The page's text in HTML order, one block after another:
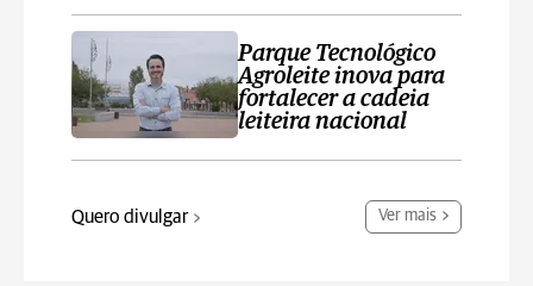
Parque Tecnológico
Agroleite inova para
fortalecer a cadeia
leiteira nacional
Quero divulgar Ver mais